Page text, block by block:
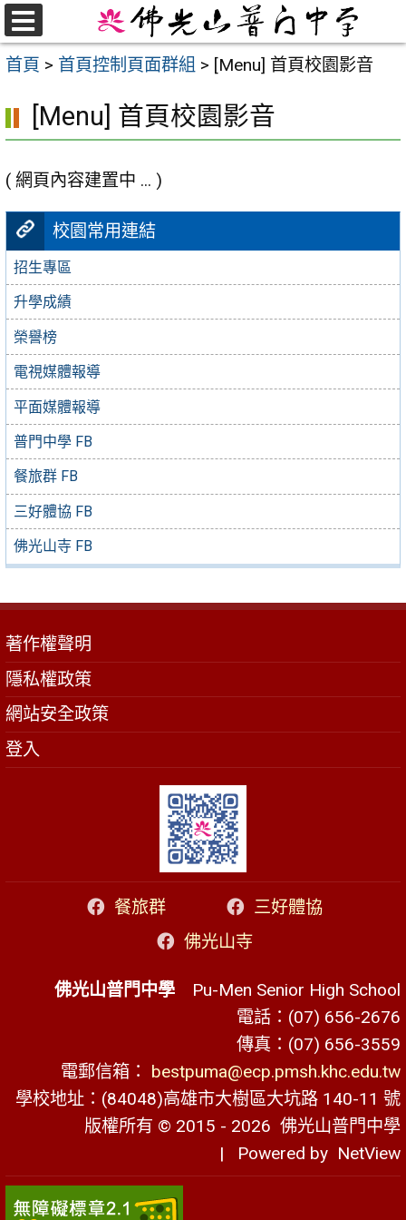
跳
至
主
區
首頁 > 首頁控制頁面群組 > [Menu] 首頁校園影音
校園常用連結
招生專區
升學成績
榮譽榜
電視媒體報導
平面媒體報導
普門中學 FB
餐旅群 FB
三好體協 FB
佛光山寺 FB
[Menu] 首頁校園影音
( 網頁內容建置中 ... )
著作權聲明
隱私權政策
網站安全政策
登入
餐旅群
三好體協
佛光山寺
佛光山普門中學 Pu-Men Senior High School
電話：(07) 656-2676
傳真：(07) 656-3559
電郵信箱： bestpuma@ecp.pmsh.khc.edu.tw
學校地址：(84048)高雄市大樹區大坑路 140-11 號
版權所有 © 2015 - 2026 佛光山普門中學
| Powered by NetView
選
單